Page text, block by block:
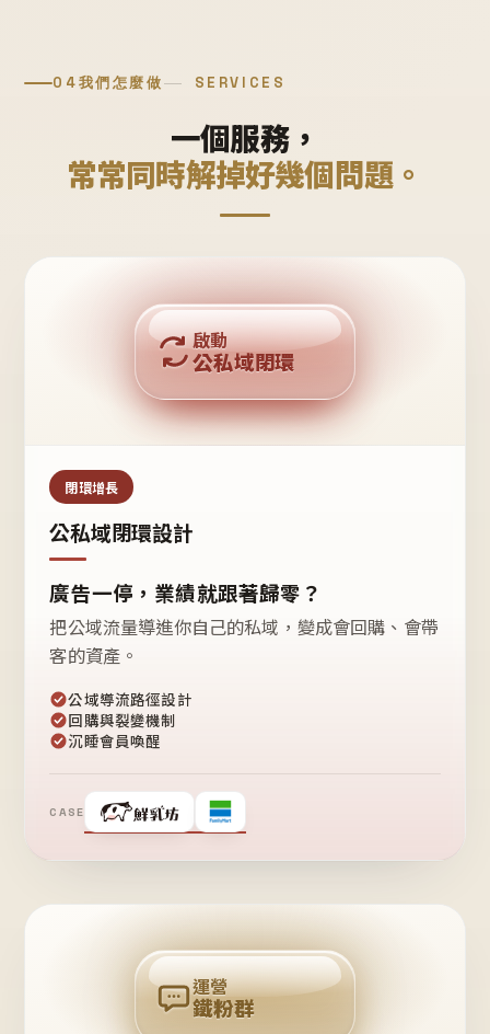
04我們怎麼做 SERVICES
一個服務，
常常同時解掉好幾個問題。
公域流量
私域鐵粉
回購複利
啟動
公私域閉環
閉環增長
公私域閉環設計
廣告一停，業績就跟著歸零？
把公域流量導進你自己的私域，變成會回購、會帶
客的資產。
公域導流路徑設計
回購與裂變機制
沉睡會員喚醒
CASE
❤
粉
回
購
運營
鐵粉群